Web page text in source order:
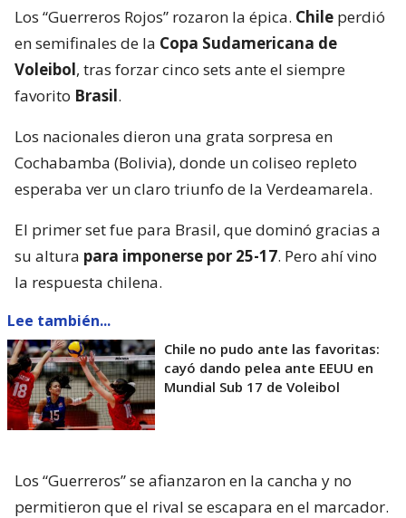
Los “Guerreros Rojos” rozaron la épica. Chile perdió
en semifinales de la Copa Sudamericana de
Voleibol, tras forzar cinco sets ante el siempre
favorito Brasil.
Los nacionales dieron una grata sorpresa en
Cochabamba (Bolivia), donde un coliseo repleto
esperaba ver un claro triunfo de la Verdeamarela.
El primer set fue para Brasil, que dominó gracias a
su altura para imponerse por 25-17. Pero ahí vino
la respuesta chilena.
Lee también...
Chile no pudo ante las favoritas:
cayó dando pelea ante EEUU en
Mundial Sub 17 de Voleibol
Los “Guerreros” se afianzaron en la cancha y no
permitieron que el rival se escapara en el marcador.